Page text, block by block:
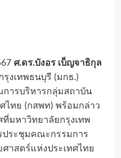
ศ.ดร.บังอร เบ็ญจาธิกุล
งเทพธนบุรี (มกธ.)
ารบริหารกลุ่มสถาบัน
ไทย (กสพท) พร้อมกล่าว
ที่มหาวิทยาลัยกรุงเทพ
ประชุมคณะกรรมการ
าสตร์แห่งประเทศไทย